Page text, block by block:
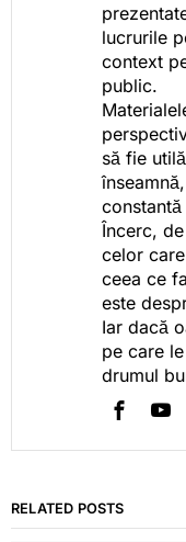
lucrurile
context
public.
să fie
Încerc,
celor
ceea ce
este
Iar dacă
pe care
drumul
RELATED POSTS